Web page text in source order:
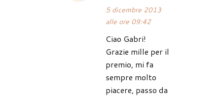
5 dicembre 2013
alle ore 09:42
Ciao Gabri!
Grazie mille per il
premio, mi fa
sempre molto
piacere, passo da